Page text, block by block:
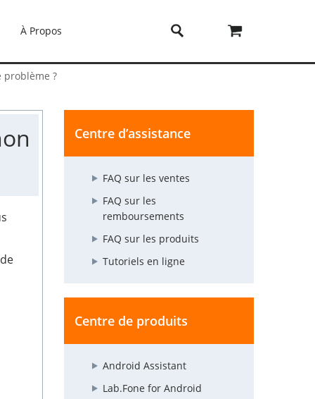
À Propos
?
Centre d’assistance
FAQ sur les ventes
FAQ sur les
remboursements
FAQ sur les produits
Tutoriels en ligne
Centre de produits
Android Assistant
Lab.Fone for Android